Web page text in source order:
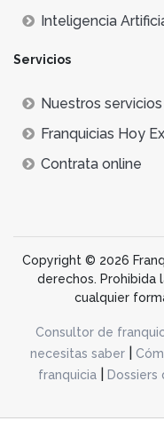
Inteligencia
Servicios
Nuestros servicios
Franquicias Hoy
Contrata online
Copyright © 2026
derechos. Prohibida
cualquier
Consultor de
necesitas saber
franquicia| Dossiers